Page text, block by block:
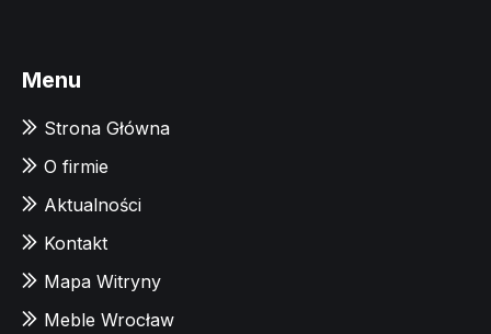
Menu
Strona Główna
O firmie
Aktualności
Kontakt
Mapa Witryny
Meble Wrocław